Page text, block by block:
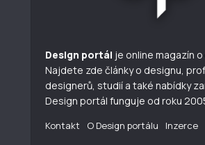
Design portál je online magazín o
Najdete zde články o designu,
designerů, studií a také nabídky
Design portál funguje od roku
Kontakt O Design portálu Inzerce